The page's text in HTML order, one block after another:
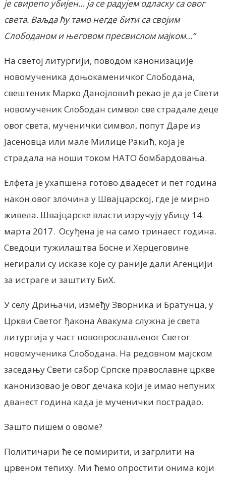
је свирепо убијен… ја се радујем одласку са овог
света. Ваљда ћу тамо негде бити са својим
Слободаном и његовом пресвислом мајком…“
На светој литургији, поводом канонизације
новомученика доњокаменичког Слободана,
свештеник Марко Данојловић рекао је да је Свети
новомученик Слободан символ све страдале деце
овог света, мученички символ, попут Даре из
Јасеновца или мале Милице Ракић, која је
страдала на ноши током НАТО бомбардовања.
Елфета је ухапшена готово двадесет и пет година
након овог злочина у Швајцарској, где је мирно
живела. Швајцарске власти изручују убицу 14.
марта 2017. Осуђена је на само тринаест година.
Сведоци тужилаштва Босне и Херцеговине
негирали су исказе које су раније дали Агенцији
за истраге и заштиту БиХ.
У селу Дрињачи, између Зворника и Братунца, у
Цркви Светог ђакона Авакума служна је света
литургија у част новопрослављеног Светог
новомученика Слободана. На редовном мајском
заседању Свети сабор Српске православне цркве
канонизовао је овог дечака који је имао непуних
дванест година када је мученички пострадао.
Зашто пишем о овоме?
Политичари ће се помирити, и загрлити на
црвеном тепиху. Ми ћемо опростити онима који